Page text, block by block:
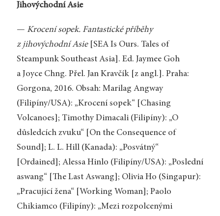
Jihovýchodní Asie
— Krocení sopek. Fantastické příběhy
z jihovýchodní Asie[SEA Is Ours. Tales of
Steampunk Southeast Asia]. Ed. Jaymee Goh
a Joyce Chng. Přel. Jan Kravčík [z angl.]. Praha:
Gorgona, 2016. Obsah: Marilag Angway
(Filipíny/USA): „Krocení sopek“ [Chasing
Volcanoes]; Timothy Dimacali (Filipíny): „O
důsledcích zvuku“ [On the Consequence of
Sound]; L. L. Hill (Kanada): „Posvátný“
[Ordained]; Alessa Hinlo (Filipíny/USA): „Poslední
aswang“ [The Last Aswang]; Olivia Ho (Singapur):
„Pracující žena“ [Working Woman]; Paolo
Chikiamco (Filipíny): „Mezi rozpolcenými